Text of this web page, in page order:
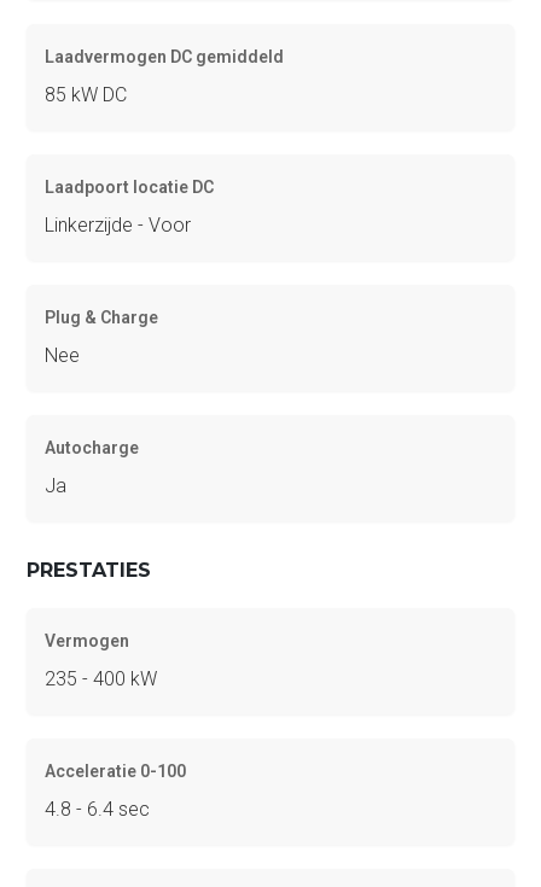
Laadvermogen DC gemiddeld
85 kW DC
Laadpoort locatie DC
Linkerzijde - Voor
Plug & Charge
Nee
Autocharge
Ja
PRESTATIES
Vermogen
235 - 400 kW
Acceleratie 0-100
4.8 - 6.4 sec